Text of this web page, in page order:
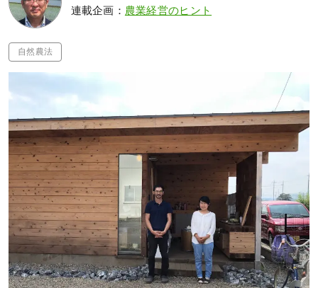
連載企画： 農業経営のヒント
自然農法